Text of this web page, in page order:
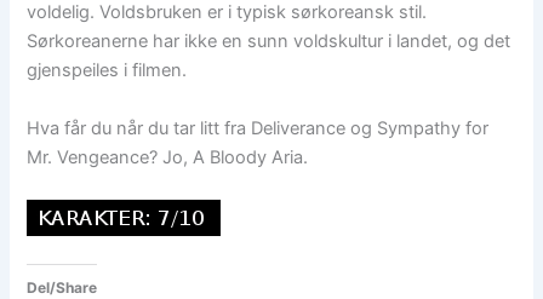
voldelig. Voldsbruken er i typisk sørkoreansk stil.
Sørkoreanerne har ikke en sunn voldskultur i landet, og det
gjenspeiles i filmen.
Hva får du når du tar litt fra Deliverance og Sympathy for
Mr. Vengeance? Jo, A Bloody Aria.
Del/Share